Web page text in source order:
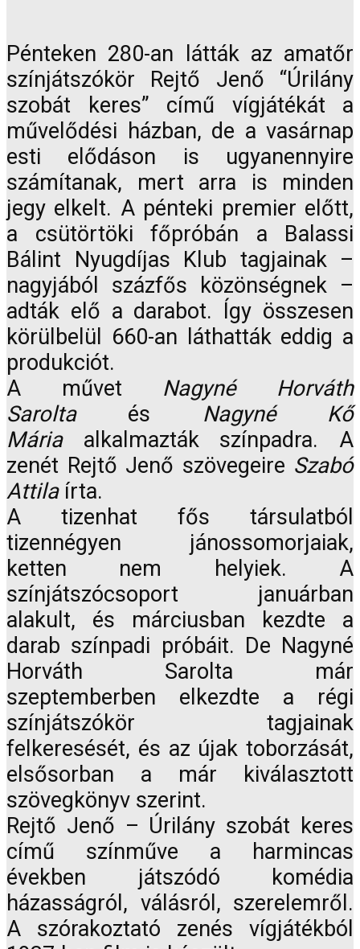
Pénteken 280-an látták az amatőr
színjátszókör Rejtő Jenő “Úrilány
szobát keres” című vígjátékát a
művelődési házban, de a vasárnap
esti elődáson is ugyanennyire
számítanak, mert arra is minden
jegy elkelt. A pénteki premier előtt,
a csütörtöki főpróbán a Balassi
Bálint Nyugdíjas Klub tagjainak –
nagyjából százfős közönségnek –
adták elő a darabot. Így összesen
körülbelül 660-an láthatták eddig a
produkciót.
A művet Nagyné Horváth
Saroltaés Nagyné Kő
Máriaalkalmazták színpadra. A
zenét Rejtő Jenő szövegeire Szabó
Attilaírta.
A tizenhat fős társulatból
tizennégyen jánossomorjaiak,
ketten nem helyiek. A
színjátszócsoport januárban
alakult, és márciusban kezdte a
darab színpadi próbáit. De Nagyné
Horváth Sarolta már
szeptemberben elkezdte a régi
színjátszókör tagjainak
felkeresését, és az újak toborzását,
elsősorban a már kiválasztott
szövegkönyv szerint.
Rejtő Jenő – Úrilány szobát keres
című színműve a harmincas
években játszódó komédia
házasságról, válásról, szerelemről.
A szórakoztató zenés vígjátékból